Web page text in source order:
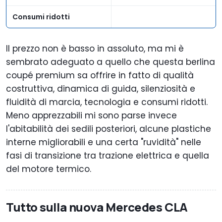
Consumi ridotti
Il prezzo non è basso in assoluto, ma mi è
sembrato adeguato a quello che questa berlina
coupé premium sa offrire in fatto di qualità
costruttiva, dinamica di guida, silenziosità e
fluidità di marcia, tecnologia e consumi ridotti.
Meno apprezzabili mi sono parse invece
l'abitabilità dei sedili posteriori, alcune plastiche
interne migliorabili e una certa "ruvidità" nelle
fasi di transizione tra trazione elettrica e quella
del motore termico.
Tutto sulla nuova Mercedes CLA